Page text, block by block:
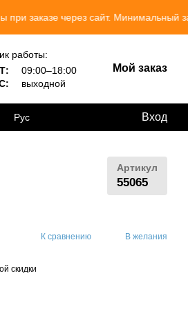
через сайт. Минимальный заказ
работы:
09:00–18:00
выходной
Мой заказ
Рус Вход
Артикул
55065
К сравнению В желания
скидки